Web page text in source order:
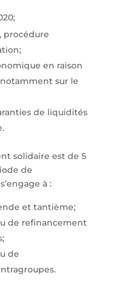
procédure
en raison
sur le
de liquidités
solidaire est de 5
de
à :
et tantième;
de refinancement
de